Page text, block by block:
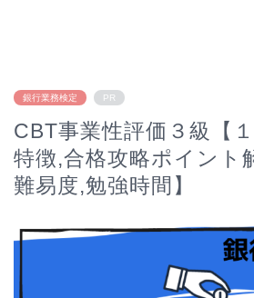
銀行業務検定 PR
CBT事業性評価３級【
特徴,合格攻略ポイント
難易度,勉強時間】